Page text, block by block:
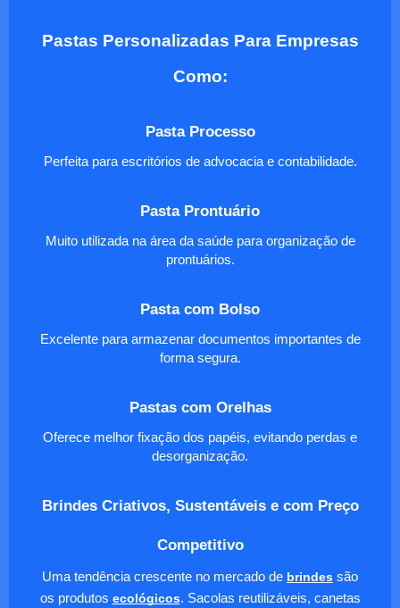
Pastas Personalizadas Para Empresas
Como:
Pasta Processo
Perfeita para escritórios de advocacia e contabilidade.
Pasta Prontuário
Muito utilizada na área da saúde para organização de
prontuários.
Pasta com Bolso
Excelente para armazenar documentos importantes de
forma segura.
Pastas com Orelhas
Oferece melhor fixação dos papéis, evitando perdas e
desorganização.
Brindes Criativos, Sustentáveis e com Preço
Competitivo
Uma tendência crescente no mercado de brindes são
os produtos ecológicos. Sacolas reutilizáveis, canetas